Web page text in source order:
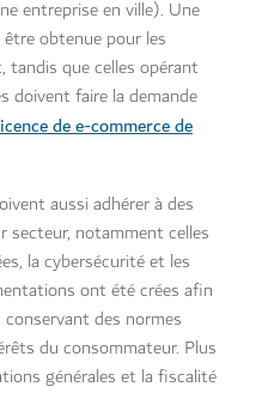
entreprise en ville). Une
obtenue pour les
tandis que celles opérant
doivent faire la demande
de e-commerce de
aussi adhérer à des
secteur, notamment celles
la cybersécurité et les
ont été crées afin
des normes
du consommateur. Plus
générales et la fiscalité